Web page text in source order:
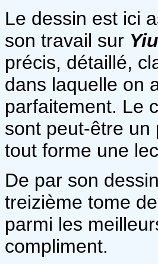
Le dessin est ici
son travail sur
précis, détaillé,
dans laquelle on
parfaitement. Le
sont peut-être un
tout forme une
De par son
treizième tome de
parmi les
compliment.